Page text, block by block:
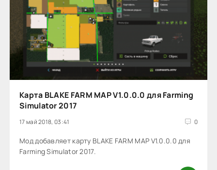
Карта BLAKE FARM MAP V1.0.0.0 для Farming
Simulator 2017
17 май 2018, 03:41 0
Мод добавляет карту BLAKE FARM MAP V1.0.0.0 для
Farming Simulator 2017.